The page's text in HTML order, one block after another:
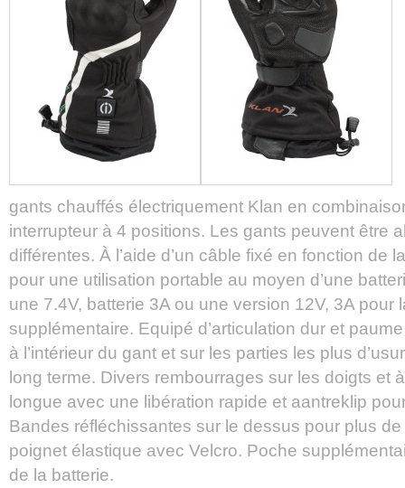
gants chauffés électriquement Klan en
interrupteur à 4 positions. Les gants peuvent être
différentes. À l’aide d’un câble fixé en fonction de
pour une utilisation portable au moyen d’une
une 7.4V, batterie 3A ou une version 12V, 3A pour
supplémentaire. Equipé d’articulation dur et
à l’intérieur du gant et sur les parties les plus
long terme. Divers rembourrages sur les doigts et
longue avec une libération rapide et aantreklip
Bandes réfléchissantes sur le dessus pour plus
poignet élastique avec Velcro. Poche
de la batterie.